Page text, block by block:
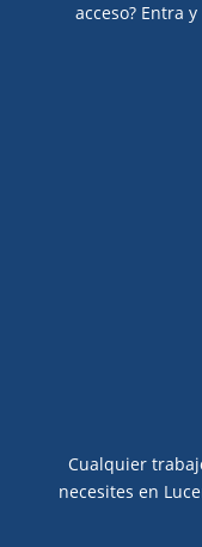
acceso? Entra
Cualquier
necesites en